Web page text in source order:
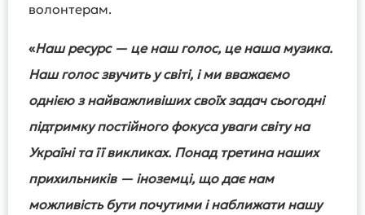
волонтерам.
«Наш ресурс — це наш голос, це наша музика.
Наш голос звучить у світі, і ми вважаємо
однією з найважливіших своїх задач сьогодні
підтримку постійного фокуса уваги світу на
Україні та її викликах. Понад третина наших
прихильників — іноземці, що дає нам
можливість бути почутими і наближати нашу